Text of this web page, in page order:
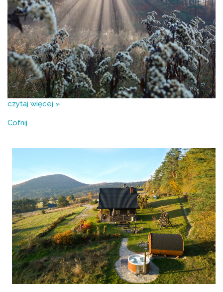
czytaj więcej »
Cofnij